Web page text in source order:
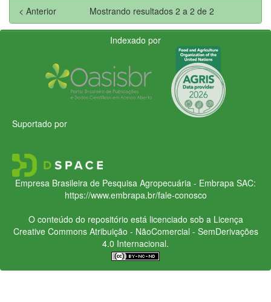
Mostrando resultados 2 a 2 de 2
< Anterior
Indexado por
Suportado por
Empresa Brasileira de Pesquisa Agropecuária - Embrapa SAC:
https://www.embrapa.br/fale-conosco
O conteúdo do repositório está licenciado sob a Licença
Creative CommonsAtribuição - NãoComercial - SemDerivações
4.0 Internacional.